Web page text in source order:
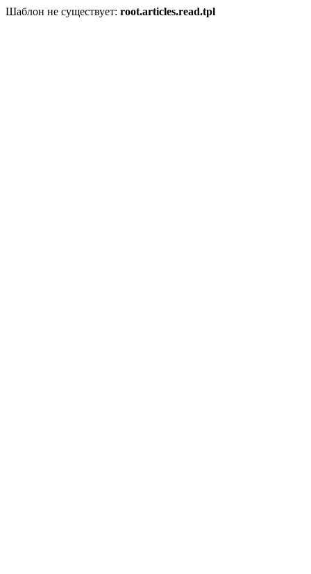
Шаблон не существует: root.articles.read.tpl